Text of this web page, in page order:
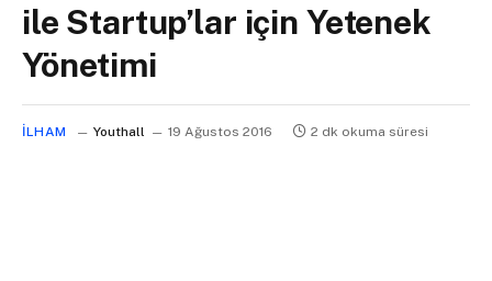
ile Startup’lar için Yetenek
Yönetimi
İLHAM Youthall 19 Ağustos 2016 2 dk okuma süresi